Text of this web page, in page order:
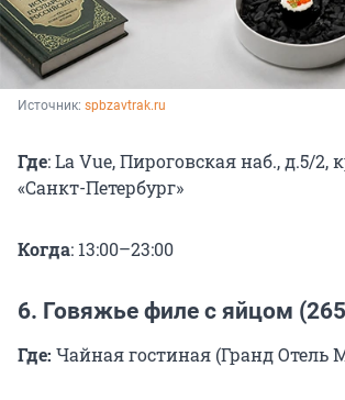
Источник: spbzavtrak.ru
Где: La Vue, Пироговская наб., д.5/2,
«Санкт-Петербург»
Когда: 13:00–23:00
6. Говяжье филе с яйцом
Где: Чайная гостиная (Гранд Отель